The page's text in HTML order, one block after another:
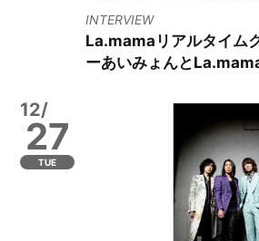
INTERVIEW
La.mamaリアルタイム
ーあいみょんと
12/
27
TUE